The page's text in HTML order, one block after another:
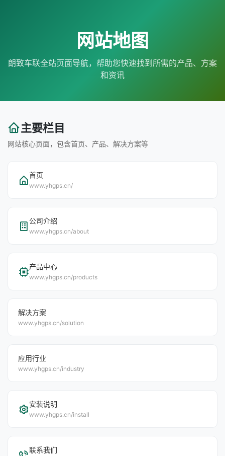
网站地图
朗致车联全站页面导航，帮助您快速找到所需的产品、方案
和资讯
主要栏目
网站核心页面，包含首页、产品、解决方案等
首页
www.yhgps.cn/
公司介绍
www.yhgps.cn/about
产品中心
www.yhgps.cn/products
解决方案
www.yhgps.cn/solution
应用行业
www.yhgps.cn/industry
安装说明
www.yhgps.cn/install
联系我们